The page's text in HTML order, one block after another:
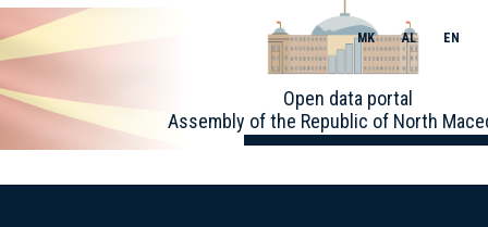
Open data portal
Assembly of the Republic of North
MK AL EN